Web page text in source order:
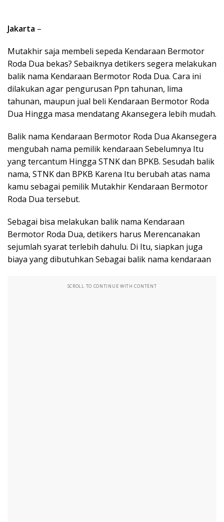
Jakarta –
Mutakhir saja membeli sepeda Kendaraan Bermotor
Roda Dua bekas? Sebaiknya detikers segera melakukan
balik nama Kendaraan Bermotor Roda Dua. Cara ini
dilakukan agar pengurusan Ppn tahunan, lima
tahunan, maupun jual beli Kendaraan Bermotor Roda
Dua Hingga masa mendatang Akansegera lebih mudah.
Balik nama Kendaraan Bermotor Roda Dua Akansegera
mengubah nama pemilik kendaraan Sebelumnya Itu
yang tercantum Hingga STNK dan BPKB. Sesudah balik
nama, STNK dan BPKB Karena Itu berubah atas nama
kamu sebagai pemilik Mutakhir Kendaraan Bermotor
Roda Dua tersebut.
Sebagai bisa melakukan balik nama Kendaraan
Bermotor Roda Dua, detikers harus Merencanakan
sejumlah syarat terlebih dahulu. Di Itu, siapkan juga
biaya yang dibutuhkan Sebagai balik nama kendaraan
SCROLL TO CONTINUE WITH CONTENT